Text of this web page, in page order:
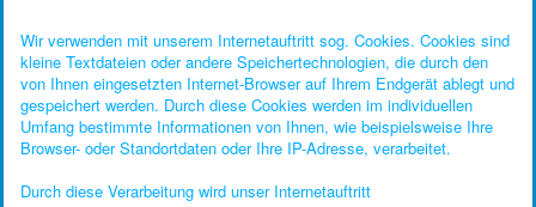
Wir verwenden mit unserem Internetauftritt sog. Cookies. Cookies sind
kleine Textdateien oder andere Speichertechnologien, die durch den
von Ihnen eingesetzten Internet-Browser auf Ihrem Endgerät ablegt und
gespeichert werden. Durch diese Cookies werden im individuellen
Umfang bestimmte Informationen von Ihnen, wie beispielsweise Ihre
Browser- oder Standortdaten oder Ihre IP-Adresse, verarbeitet.
Durch diese Verarbeitung wird unser Internetauftritt